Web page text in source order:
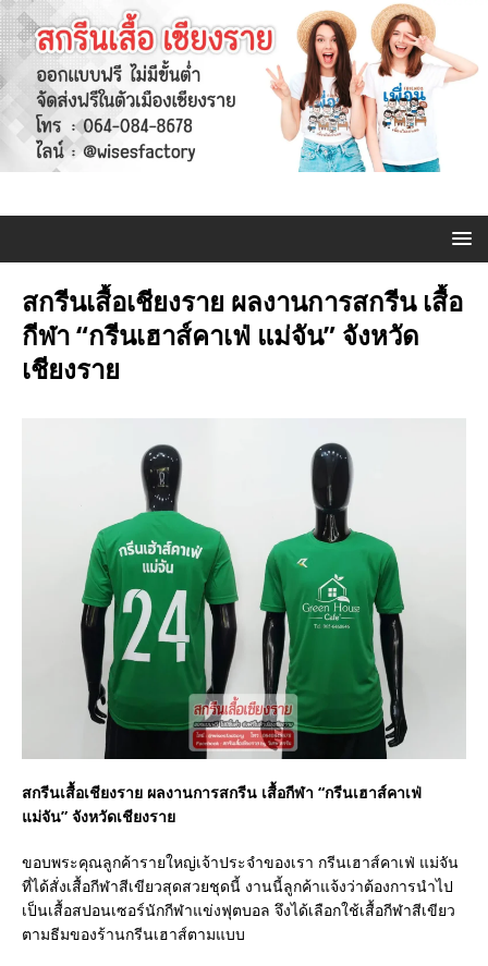
สกรีนเสื้อเชียงราย ผลงานการสกรีน เสื้อ
กีฬา “กรีนเฮาส์คาเฟ่ แม่จัน” จังหวัด
เชียงราย
สกรีนเสื้อเชียงราย ผลงานการสกรีน เสื้อกีฬา “กรีนเฮาส์คาเฟ่
แม่จัน” จังหวัดเชียงราย
ขอบพระคุณลูกค้ารายใหญ่เจ้าประจำของเรา กรีนเฮาส์คาเฟ่ แม่จัน
ที่ได้สั่งเสื้อกีฬาสีเขียวสุดสวยชุดนี้ งานนี้ลูกค้าแจ้งว่าต้องการนำไป
เป็นเสื้อสปอนเซอร์นักกีฬาแข่งฟุตบอล จึงได้เลือกใช้เสื้อกีฬาสีเขียว
ตามธีมของร้านกรีนเฮาส์ตามแบบ